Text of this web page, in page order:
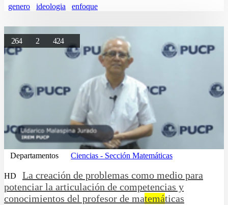
genero ideologia enfoque
264 2 424
Departamentos Ciencias - Sección Matemáticas
HD
La creación de problemas como medio para
potenciar la articulación de competencias y
conocimientos del profesor de matemáticas